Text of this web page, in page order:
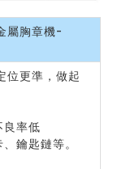
屬胸章機-
位更準，做起
良率低
鑰匙鏈等。